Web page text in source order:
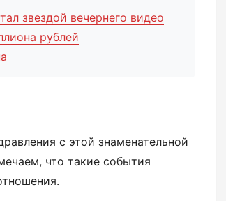
звездой вечернего видео
рублей
с этой знаменательной
что такие события